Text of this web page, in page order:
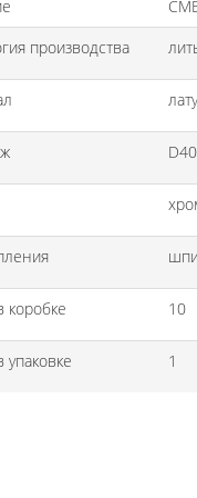
производства
D40
коробке 10
1